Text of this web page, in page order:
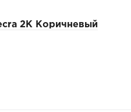
2K Коричневый